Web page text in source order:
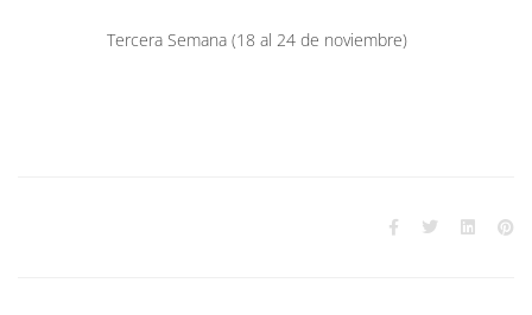
Tercera Semana (18 al 24 de noviembre)